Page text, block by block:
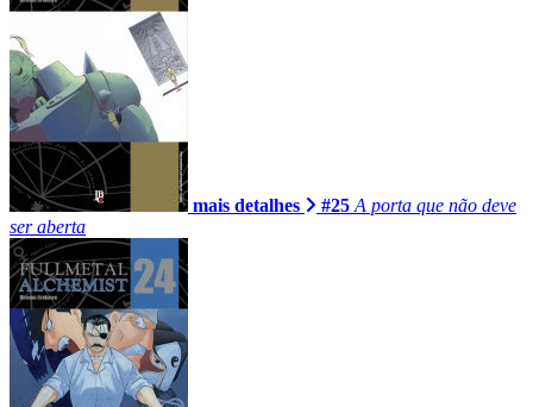
mais detalhes #25 A porta que não deve
ser aberta